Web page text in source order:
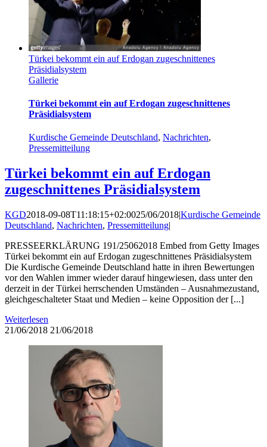
Türkei bekommt ein auf Erdogan zugeschnittenes
Präsidialsystem
Gallerie
Türkei bekommt ein auf Erdogan zugeschnittenes
Präsidialsystem
Kurdische Gemeinde Deutschland, Nachrichten,
Pressemitteilung
Türkei bekommt ein auf Erdogan
zugeschnittenes Präsidialsystem
KGD2018-09-08T11:18:15+02:0025/06/2018|Kurdische Gemeinde
Deutschland, Nachrichten, Pressemitteilung|
PRESSEERKLÄRUNG 191/25062018 Embed from Getty Images
Türkei bekommt ein auf Erdogan zugeschnittenes Präsidialsystem
Die Kurdische Gemeinde Deutschland hatte in ihren Bewertungen
vor den Wahlen immer wieder darauf hingewiesen, dass unter den
derzeit in der Türkei herrschenden Umständen – Ausnahmezustand,
gleichgeschalteter Staat und Medien – keine Opposition der [...]
Weiterlesen
21/06/2018 21/06/2018